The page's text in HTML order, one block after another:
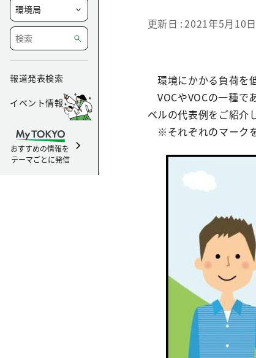
報道発表検索
イベント情報
おすすめの情報を
テーマごとに発信
更新日 2021年5月10日
環境にかかる負荷を
VOCやVOCの一種で
ベルの代表例をご紹介
※それぞれのマーク